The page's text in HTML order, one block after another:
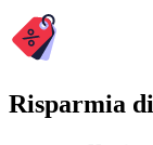
Risparmia